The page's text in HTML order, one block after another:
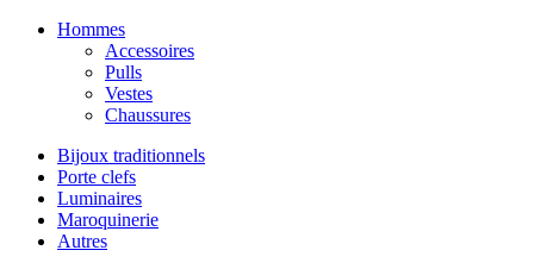
Hommes
Accessoires
Pulls
Vestes
Chaussures
Bijoux traditionnels
Porte clefs
Luminaires
Maroquinerie
Autres